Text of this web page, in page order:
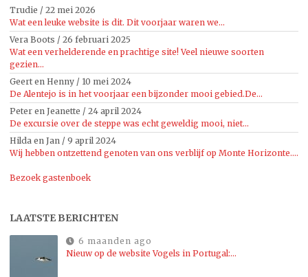
Trudie / 22 mei 2026
Wat een leuke website is dit. Dit voorjaar waren we...
Vera Boots / 26 februari 2025
Wat een verhelderende en prachtige site! Veel nieuwe soorten
gezien...
Geert en Henny / 10 mei 2024
De Alentejo is in het voorjaar een bijzonder mooi gebied.De...
Peter en Jeanette / 24 april 2024
De excursie over de steppe was echt geweldig mooi, niet...
Hilda en Jan / 9 april 2024
Wij hebben ontzettend genoten van ons verblijf op Monte Horizonte....
Bezoek gastenboek
LAATSTE BERICHTEN
6 maanden ago
Nieuw op de website Vogels in Portugal:…